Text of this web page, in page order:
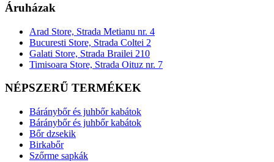
Áruházak
Arad Store, Strada Metianu nr. 4
Bucuresti Store, Strada Coltei 2
Galati Store, Strada Brailei 210
Timisoara Store, Strada Oituz nr. 7
NÉPSZERŰ TERMÉKEK
Báránybőr és juhbőr kabátok
Báránybőr és juhbőr kabátok
Bőr dzsekik
Birkabőr
Szőrme sapkák